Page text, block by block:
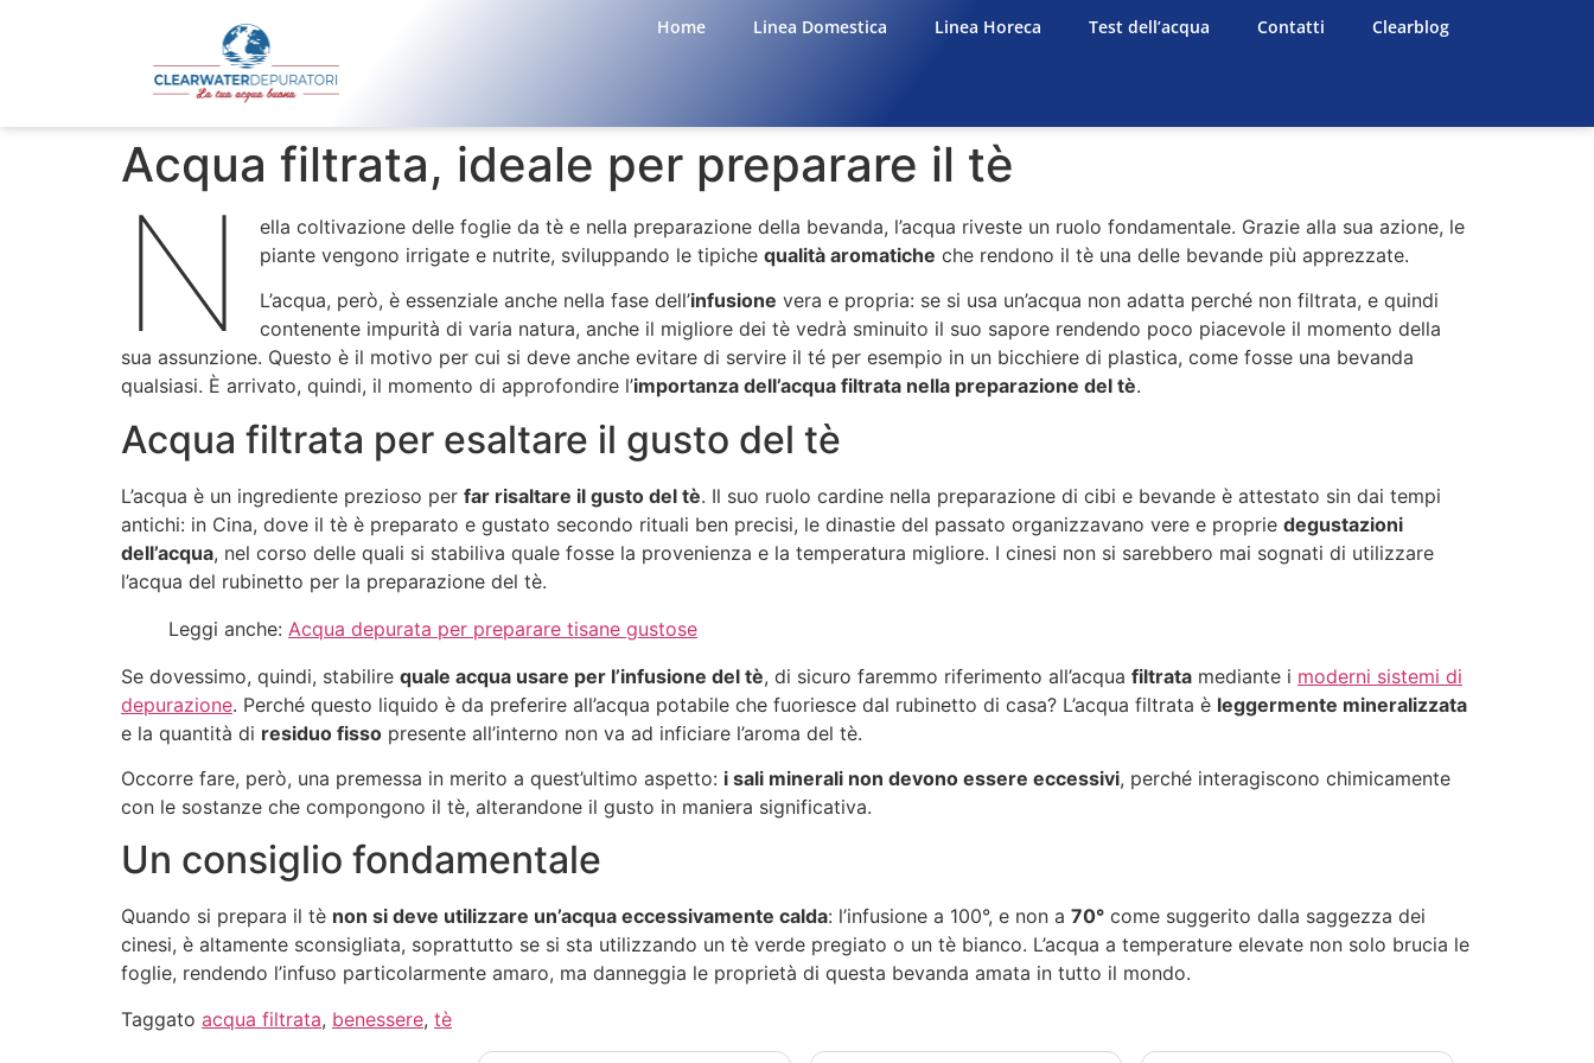
Home Linea Domestica Linea Horeca Test dell’acqua Contatti Clearblog
Acqua filtrata, ideale per preparare il tè
N
ella coltivazione delle foglie da tè e nella preparazione della bevanda, l’acqua riveste un ruolo fondamentale. Grazie alla sua azione, le
piante vengono irrigate e nutrite, sviluppando le tipichequalità aromatiche che rendono il tè una delle bevande più apprezzate.
L’acqua, però, è essenziale anche nella fase dell’infusione vera e propria: se si usa un’acqua non adatta perché non filtrata, e quindi
contenente impurità di varia natura, anche il migliore dei tè vedrà sminuito il suo sapore rendendo poco piacevole il momento della
sua assunzione. Questo è il motivo per cui si deve anche evitare di servire il té per esempio in un bicchiere di plastica, come fosse una bevanda
qualsiasi. È arrivato, quindi, il momento di approfondire l’importanza dell’acqua filtrata nella preparazione del tè.
Acqua filtrata per esaltare il gusto del tè
L’acqua è un ingrediente prezioso per far risaltare il gusto del tè. Il suo ruolo cardine nella preparazione di cibi e bevande è attestato sin dai tempi
antichi: in Cina, dove il tè è preparato e gustato secondo rituali ben precisi, le dinastie del passato organizzavano vere e proprie degustazioni
dell’acqua, nel corso delle quali si stabiliva quale fosse la provenienza e la temperatura migliore. I cinesi non si sarebbero mai sognati di utilizzare
l’acqua del rubinetto per la preparazione del tè.
Leggi anche: Acqua depurata per preparare tisane gustose
Se dovessimo, quindi, stabilire quale acqua usare per l’infusione del tè, di sicuro faremmo riferimento all’acqua filtrata mediante i moderni sistemi di
depurazione. Perché questo liquido è da preferire all’acqua potabile che fuoriesce dal rubinetto di casa? L’acqua filtrata è leggermente mineralizzata
e la quantità di residuo fisso presente all’interno non va ad inficiare l’aroma del tè.
Occorre fare, però, una premessa in merito a quest’ultimo aspetto: i sali minerali non devono essere eccessivi, perché interagiscono chimicamente
con le sostanze che compongono il tè, alterandone il gusto in maniera significativa.
Un consiglio fondamentale
Quando si prepara il tè non si deve utilizzare un’acqua eccessivamente calda: l’infusione a 100°, e non a 70° come suggerito dalla saggezza dei
cinesi, è altamente sconsigliata, soprattutto se si sta utilizzando un tè verde pregiato o un tè bianco. L’acqua a temperature elevate non solo brucia le
foglie, rendendo l’infuso particolarmente amaro, ma danneggia le proprietà di questa bevanda amata in tutto il mondo.
Taggato acqua filtrata, benessere, tè